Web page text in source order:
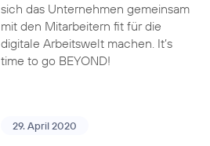
sich das Unternehmen gemeinsam
mit den Mitarbeitern fit für die
digitale Arbeitswelt machen. It’s
time to go BEYOND!
29. April 2020